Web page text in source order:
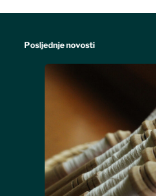
Posljednje novosti